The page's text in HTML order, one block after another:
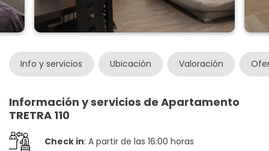
Info y servicios Ubicación Valoración
Información y servicios de Apartamento
TRETRA 110
Check in: A partir de las 16:00 horas